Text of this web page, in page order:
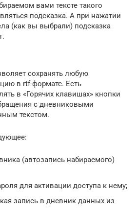
вами тексте такого
подсказка. А при нажатии
(как вы выбрали) подсказка
сохранять любую
в rtf-формате. Есть
в «Горячих клавишах» кнопки
с дневниковыми
текстом.
(автозапись набираемого)
для активации доступа к нему;
запись в дневник данных из